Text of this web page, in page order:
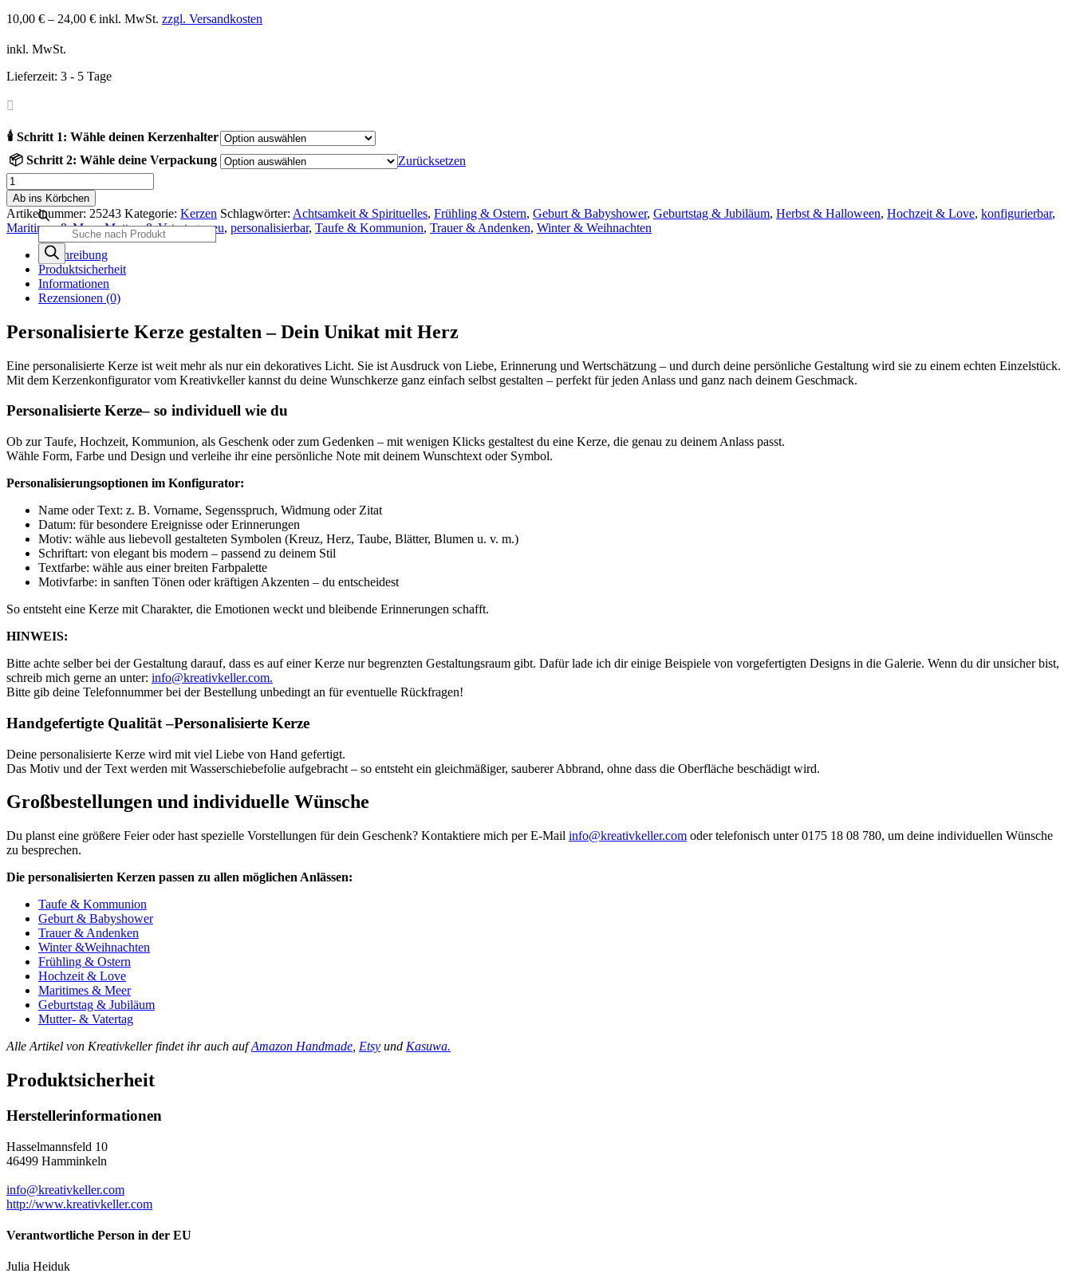
Products
search
10,00 € – 24,00 € inkl. MwSt. zzgl. Versandkosten
inkl. MwSt.
Lieferzeit: 3 - 5 Tage
🕯️ Schritt 1: Wähle deinen Kerzenhalter
📦 Schritt 2: Wähle deine Verpackung
Zurücksetzen
Personalisierte
Kerze
Menge
Ab ins Körbchen
Artikelnummer: 25243 Kategorie: Kerzen Schlagwörter: Achtsamkeit & Spirituelles, Frühling & Ostern, Geburt & Babyshower, Geburtstag & Jubiläum, Herbst & Halloween, Hochzeit & Love, konfigurierbar,
Maritimes & Meer,Mutter- & Vatertag,neu, personalisierbar, Taufe & Kommunion, Trauer & Andenken, Winter & Weihnachten
Beschreibung
Produktsicherheit
Informationen
Rezensionen (0)
Personalisierte Kerze gestalten – Dein Unikat mit Herz
Eine personalisierte Kerze ist weit mehr als nur ein dekoratives Licht. Sie ist Ausdruck von Liebe, Erinnerung und Wertschätzung – und durch deine persönliche Gestaltung wird sie zu einem echten Einzelstück.
Mit dem Kerzenkonfigurator vom Kreativkeller kannst du deine Wunschkerze ganz einfach selbst gestalten – perfekt für jeden Anlass und ganz nach deinem Geschmack.
Personalisierte Kerze– so individuell wie du
Ob zur Taufe, Hochzeit, Kommunion, als Geschenk oder zum Gedenken – mit wenigen Klicks gestaltest du eine Kerze, die genau zu deinem Anlass passt.
Wähle Form, Farbe und Design und verleihe ihr eine persönliche Note mit deinem Wunschtext oder Symbol.
Personalisierungsoptionen im Konfigurator:
Name oder Text: z. B. Vorname, Segensspruch, Widmung oder Zitat
Datum: für besondere Ereignisse oder Erinnerungen
Motiv: wähle aus liebevoll gestalteten Symbolen (Kreuz, Herz, Taube, Blätter, Blumen u. v. m.)
Schriftart: von elegant bis modern – passend zu deinem Stil
Textfarbe: wähle aus einer breiten Farbpalette
Motivfarbe: in sanften Tönen oder kräftigen Akzenten – du entscheidest
So entsteht eine Kerze mit Charakter, die Emotionen weckt und bleibende Erinnerungen schafft.
HINWEIS:
Bitte achte selber bei der Gestaltung darauf, dass es auf einer Kerze nur begrenzten Gestaltungsraum gibt. Dafür lade ich dir einige Beispiele von vorgefertigten Designs in die Galerie. Wenn du dir unsicher bist,
schreib mich gerne an unter: info@kreativkeller.com.
Bitte gib deine Telefonnummer bei der Bestellung unbedingt an für eventuelle Rückfragen!
Handgefertigte Qualität –Personalisierte Kerze
Deine personalisierte Kerze wird mit viel Liebe von Hand gefertigt.
Das Motiv und der Text werden mit Wasserschiebefolie aufgebracht – so entsteht ein gleichmäßiger, sauberer Abbrand, ohne dass die Oberfläche beschädigt wird.
Großbestellungen und individuelle Wünsche
Du planst eine größere Feier oder hast spezielle Vorstellungen für dein Geschenk? Kontaktiere mich per E-Mail info@kreativkeller.com oder telefonisch unter 0175 18 08 780, um deine individuellen Wünsche
zu besprechen.
Die personalisierten Kerzen passen zu allen möglichen Anlässen:
Taufe & Kommunion
Geburt & Babyshower
Trauer & Andenken
Winter &Weihnachten
Frühling & Ostern
Hochzeit & Love
Maritimes & Meer
Geburtstag & Jubiläum
Mutter- & Vatertag
Alle Artikel von Kreativkeller findet ihr auch aufAmazon Handmade Etsy und Kasuwa.
Produktsicherheit
Herstellerinformationen
Hasselmannsfeld 10
46499 Hamminkeln
info@kreativkeller.com
http://www.kreativkeller.com
Verantwortliche Person in der EU
Julia Heiduk